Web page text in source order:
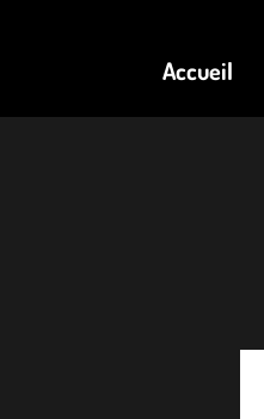
Accueil